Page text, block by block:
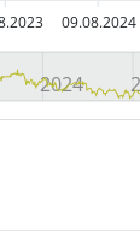
09.08.2024
2024